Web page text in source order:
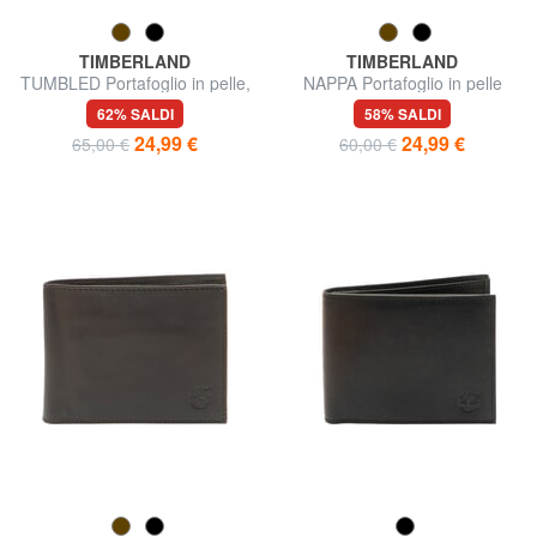
TIMBERLAND
TUMBLED Portafoglio in pelle,
con portamonete
62% SALDI
65,00 € 24,99 €
TIMBERLAND
NAPPA Portafoglio in pelle
58% SALDI
60,00 € 24,99 €